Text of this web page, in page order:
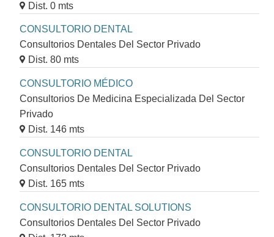
Dist. 0 mts
CONSULTORIO DENTAL
Consultorios Dentales Del Sector Privado
Dist. 80 mts
CONSULTORIO MÉDICO
Consultorios De Medicina Especializada Del Sector
Privado
Dist. 146 mts
CONSULTORIO DENTAL
Consultorios Dentales Del Sector Privado
Dist. 165 mts
CONSULTORIO DENTAL SOLUTIONS
Consultorios Dentales Del Sector Privado